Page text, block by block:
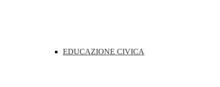
EDUCAZIONE CIVICA